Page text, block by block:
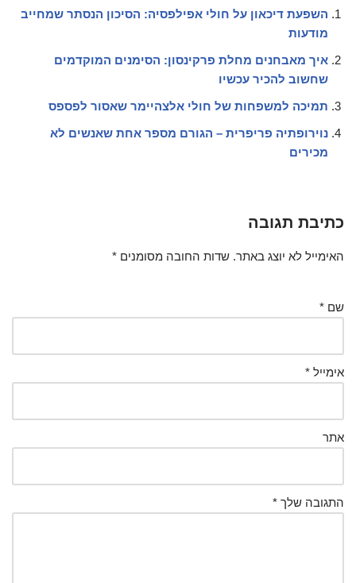
השפעת דיכאון על חולי אפילפסיה: הסיכון הנסתר שמחייב
מודעות
איך מאבחנים מחלת פרקינסון: הסימנים המוקדמים
שחשוב להכיר עכשיו
תמיכה למשפחות של חולי אלצהיימר שאסור לפספס
נוירופתיה פריפרית – הגורם מספר אחת שאנשים לא
מכירים
כתיבת תגובה
האימייל לא יוצג באתר. שדות החובה מסומנים *
שם *
אימייל *
אתר
התגובה שלך *